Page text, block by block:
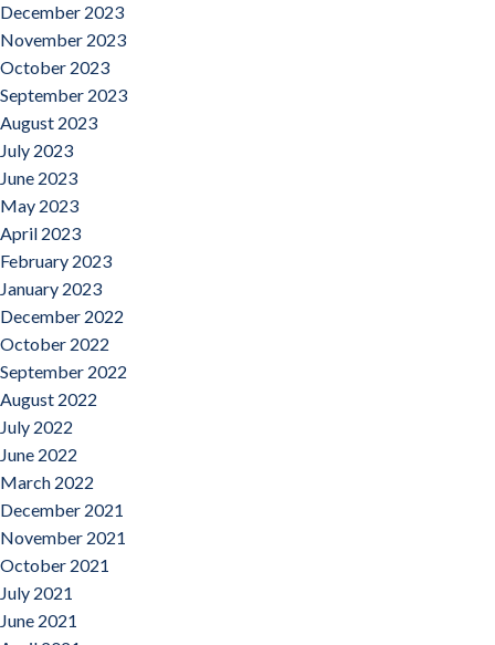
December 2023
November 2023
October 2023
September 2023
August 2023
July 2023
June 2023
May 2023
April 2023
February 2023
January 2023
December 2022
October 2022
September 2022
August 2022
July 2022
June 2022
March 2022
December 2021
November 2021
October 2021
July 2021
June 2021